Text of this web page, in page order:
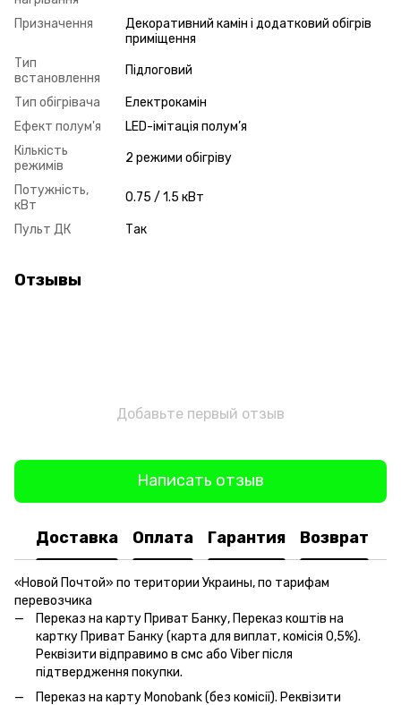
Призначення
Декоративний камін і додатковий обігрів
приміщення
Тип
встановлення
Підлоговий
Тип обігрівача
Електрокамін
Ефект полум'я
LED-імітація полум’я
Кількість
режимів
2 режими обігріву
Потужність,
кВт
0.75 / 1.5 кВт
Пульт ДК Так
Отзывы
Добавьте первый отзыв
Написать отзыв
Доставка Оплата Гарантия Возврат
«Новой Почтой» по територии Украины, по тарифам
перевозчика
Переказ на карту Приват Банку, Переказ коштів на
картку Приват Банку (карта для виплат, комісія 0,5%).
Реквізити відправимо в смс або Viber після
підтвердження покупки.
Переказ на карту Monobank (без комісії). Реквізити